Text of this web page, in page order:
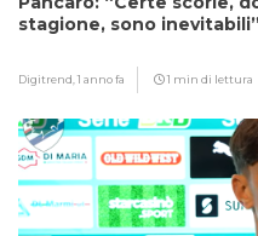
stagione, sono inevitabili”
Digitrend,1 anno fa 1 min di lettura